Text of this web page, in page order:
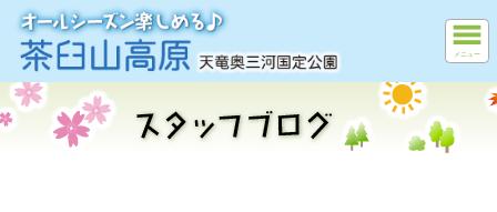
メニュー